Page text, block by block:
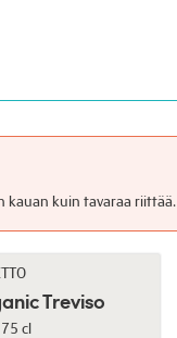
kauan kuin tavaraa riittää.
Treviso
cl